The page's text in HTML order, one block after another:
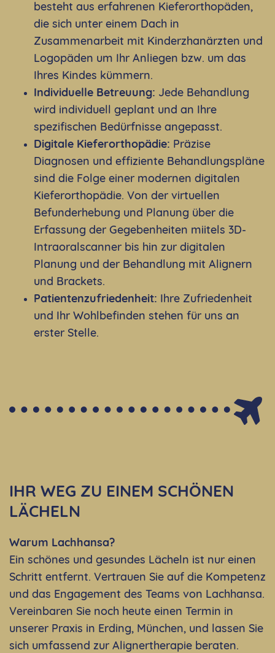
besteht aus erfahrenen Kieferorthopäden,
die sich unter einem Dach in
Zusammenarbeit mit Kinderzhanärzten und
Logopäden um Ihr Anliegen bzw. um das
Ihres Kindes kümmern.
Individuelle Betreuung: Jede Behandlung
wird individuell geplant und an Ihre
spezifischen Bedürfnisse angepasst.
Digitale Kieferorthopädie: Präzise
Diagnosen und effiziente Behandlungspläne
sind die Folge einer modernen digitalen
Kieferorthopädie. Von der virtuellen
Befunderhebung und Planung über die
Erfassung der Gegebenheiten miitels 3D-
Intraoralscanner bis hin zur digitalen
Planung und der Behandlung mit Alignern
und Brackets.
Patientenzufriedenheit: Ihre Zufriedenheit
und Ihr Wohlbefinden stehen für uns an
erster Stelle.
IHR WEG ZU EINEM SCHÖNEN
LÄCHELN
Warum Lachhansa?
Ein schönes und gesundes Lächeln ist nur einen
Schritt entfernt. Vertrauen Sie auf die Kompetenz
und das Engagement des Teams von Lachhansa.
Vereinbaren Sie noch heute einen Termin in
unserer Praxis in Erding, München, und lassen Sie
sich umfassend zur Alignertherapie beraten.